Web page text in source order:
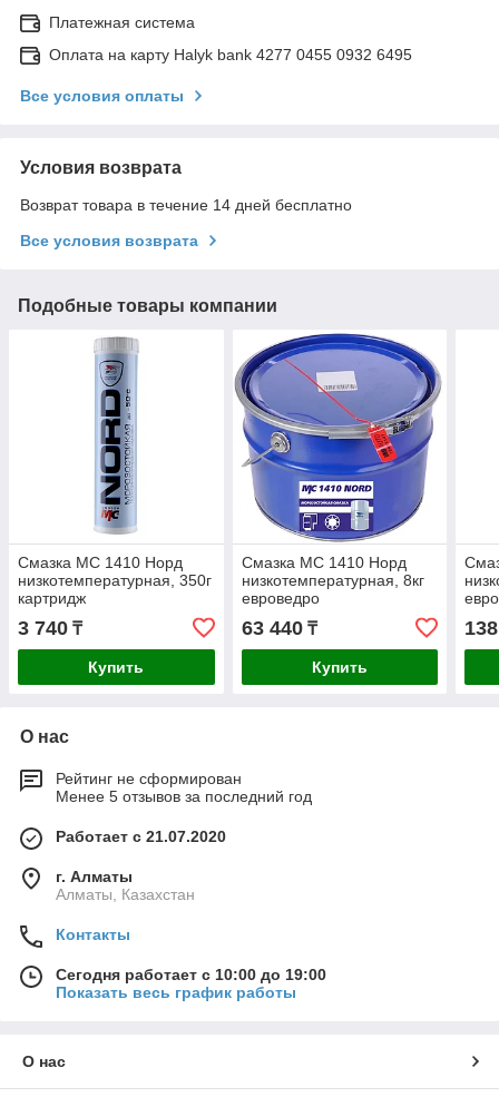
Платежная система
Оплата на карту Halyk bank 4277 0455 0932 6495
Все условия оплаты
Условия возврата
Возврат товара в течение 14 дней бесплатно
Все условия возврата
Подобные товары компании
Смазка МС 1410 Норд
низкотемпературная, 350г
картридж
3 740 ₸
Купить
Смазка МС 1410 Норд
низкотемпературная, 8кг
евроведро
63 440₸
Купить
О нас
Рейтинг не сформирован
Менее 5 отзывов за последний год
Работает с 21.07.2020
г. Алматы
Алматы, Казахстан
Контакты
Сегодня работает с 10:00 до 19:00
Показать весь график работы
О нас